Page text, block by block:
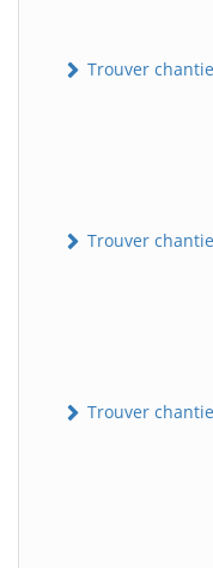
Trouver
Trouver
Trouver